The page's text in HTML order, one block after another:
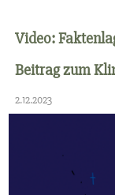
Video:
Beitrag zum
2.12.2023